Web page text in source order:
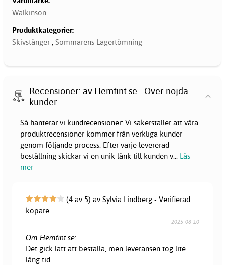
Walkinson
Produktkategorier:
Skivstänger Sommarens Lagertömning
Recensioner: av Hemfint.se - Över nöjda
kunder
Så hanterar vi kundrecensioner: Vi säkerställer att våra
produktrecensioner kommer från verkliga kunder
genom följande process: Efter varje levererad
beställning skickar vi en unik länk till kunden v
Läs
mer
(4 av 5) av Sylvia Lindberg - Verifierad
köpare
2025-08-10
Om Hemfint.se:
Det gick lätt att beställa, men leveransen tog lite
lång tid.